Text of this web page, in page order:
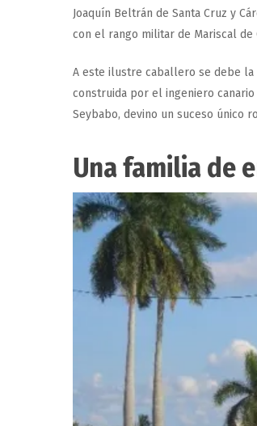
Joaquín Beltrán de Santa Cruz y
con el rango militar de Mariscal de
A este ilustre caballero se debe la
construida por el ingeniero canario
Seybabo, devino un suceso único
Una familia de